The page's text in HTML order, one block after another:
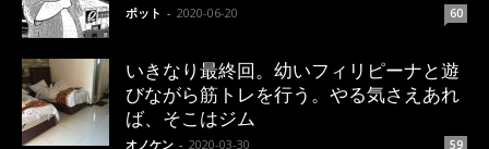
ポット - 2020-06-20 60
いきなり最終回。幼いフィリピーナと遊
びながら筋トレを行う。やる気さえあれ
ば、そこはジム
オノケン - 2020-03-30 59